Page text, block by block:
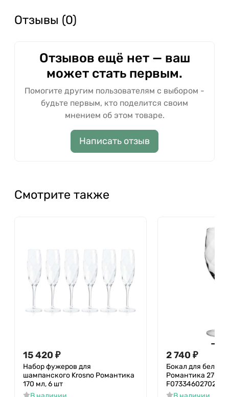
Отзывы (0)
Отзывов ещё нет — ваш
может стать первым.
Помогите другим пользователям с выбором -
будьте первым, кто поделится своим
мнением об этом товаре.
Написать отзыв
Смотрите также
15 420 ₽
Набор фужеров для
шампанского Krosno Романтика
170 мл, 6 шт
2 740 ₽
Бокал для белого
Романтика 270